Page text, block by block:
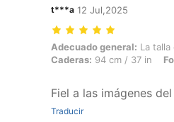
t***a 12 Jul,2025
Adecuado general: La talla
Adecuado general: La
Caderas: 94 cm / 37 in
Fiel a las imágenes
Traducir